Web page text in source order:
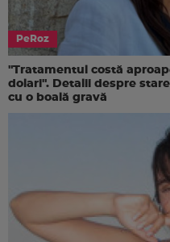
PeRoz
"Tratamentul costă
dolari". Detalii despre
cu o boală gravă